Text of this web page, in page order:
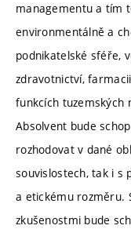
managementu a tím
environmentálně a
podnikatelské sféře,
zdravotnictví,
funkcích tuzemských
Absolvent bude
rozhodovat v dané
souvislostech, tak i s
a etickému rozměru.
zkušenostmi bude